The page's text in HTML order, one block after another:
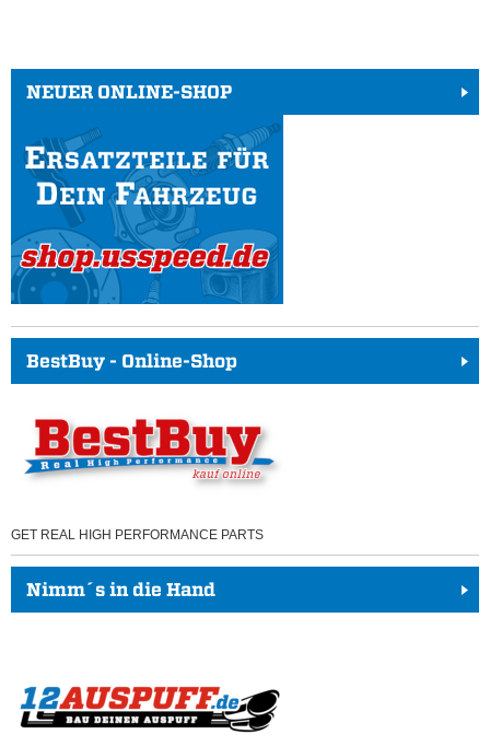
NEUER ONLINE-SHOP
BestBuy - Online-Shop
GET REAL HIGH PERFORMANCE PARTS
Nimm´s in die Hand